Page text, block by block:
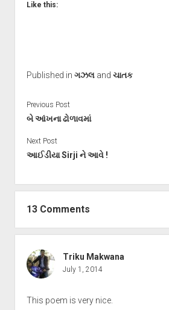
Like this:
Published in ગઝલand ચાતક
Previous Post
બે આંખના ઢોળાવમાં
Next Post
આઈડીયા Sirji ને આવે !
13 Comments
Triku Makwana
July 1, 2014
This poem is very nice.